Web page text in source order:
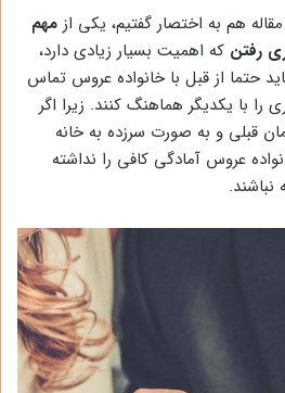
هم به اختصار گفتیم، یکی از مهم
رفتن که اهمیت بسیار زیادی دارد،
حتما از قبل با خانواده عروس تماس
را با یکدیگر هماهنگ کنند. زیرا اگر
قبلی و به صورت سرزده به خانه
عروس آمادگی کافی را نداشته